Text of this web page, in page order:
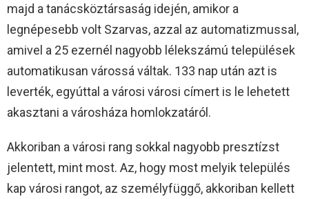
majd a tanácsköztársaság idején, amikor a
legnépesebb volt Szarvas, azzal az automatizmussal,
amivel a 25 ezernél nagyobb lélekszámú települések
automatikusan várossá váltak. 133 nap után azt is
leverték, egyúttal a városi városi címert is le lehetett
akasztani a városháza homlokzatáról.
Akkoriban a városi rang sokkal nagyobb presztízst
jelentett, mint most. Az, hogy most melyik település
kap városi rangot, az személyfüggő, akkoriban kellett